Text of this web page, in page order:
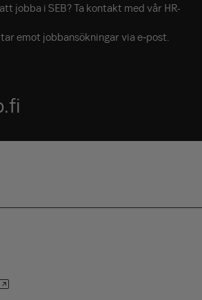
jobba i SEB? Ta kontakt med vår HR-
emot jobbansökningar via e‑post.